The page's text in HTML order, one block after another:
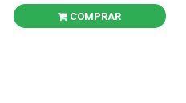
COMPRAR